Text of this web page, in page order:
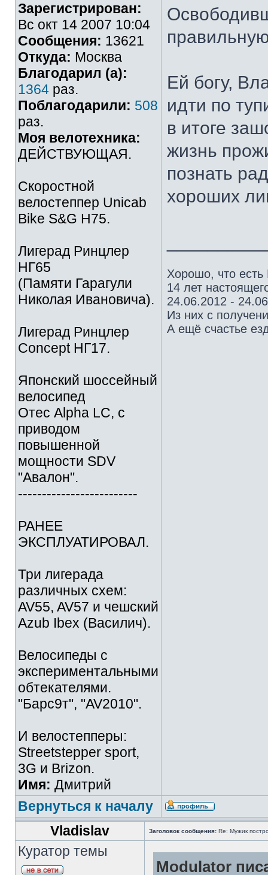
Зарегистрирован:
Вс окт 14 2007 10:04
Сообщения: 13621
Откуда: Москва
Благодарил (а):
1364 раз.
Поблагодарили: 508
раз.
Моя велотехника:
ДЕЙСТВУЮЩАЯ.
Скоростной
велостеппер Unicab
Bike S&G Н75.
Лигерад Ринцлер
НГ65
(Памяти Гарагули
Николая Ивановича).
Лигерад Ринцлер
Concept НГ17.
Японский шоссейный
велосипед
Отес Alpha LC, с
приводом
повышенной
мощности SDV
"Авалон".
-------------------------
РАНЕЕ
ЭКСПЛУАТИРОВАЛ.
Три лигерада
различных схем:
AV55, AV57 и чешский
Azub Ibex (Василич).
Велосипеды с
экспериментальными
обтекателями.
"Барс9т", "AV2010".
И велостепперы:
Streetstepper sport,
3G и Brizon.
Имя: Дмитрий
Ей богу,
идти по
в итоге
жизнь
познать
хороших
Хорошо, что
14 лет
24.06.2012 -
Из них с
А ещё счастье
Вернуться к началу
Vladislav
Заголовок сообщения: Re: Мужик
Куратор темы
Modulator